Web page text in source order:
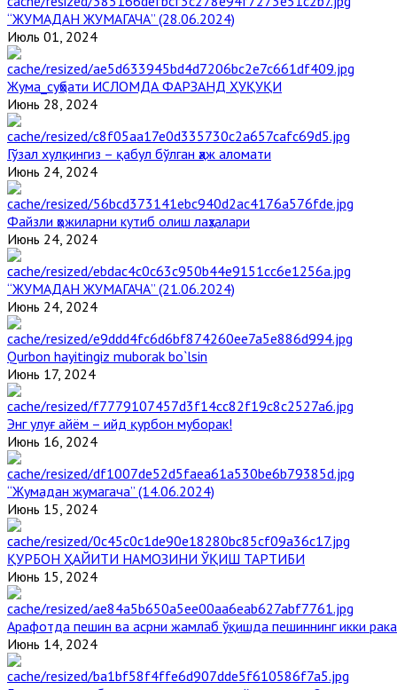
“ЖУМАДАН ЖУМАГАЧА” (28.06.2024)
Июль 01, 2024
Жума_суҳбати ИСЛОМДА ФАРЗАНД ҲУҚУҚИ
Июнь 28, 2024
Гўзал хулқингиз – қабул бўлган ҳаж аломати
Июнь 24, 2024
Файзли ҳожиларни кутиб олиш лаҳзалари
Июнь 24, 2024
“ЖУМАДАН ЖУМАГАЧА” (21.06.2024)
Июнь 24, 2024
Qurbon hayitingiz muborak bo`lsin
Июнь 17, 2024
Энг улуғ айём – ийд қурбон муборак!
Июнь 16, 2024
“Жумадан жумагача” (14.06.2024)
Июнь 15, 2024
ҚУРБОН ҲАЙИТИ НАМОЗИНИ ЎҚИШ ТАРТИБИ
Июнь 15, 2024
Арафотда пешин ва асрни жамлаб ўқишда пешиннинг икки
Июнь 14, 2024